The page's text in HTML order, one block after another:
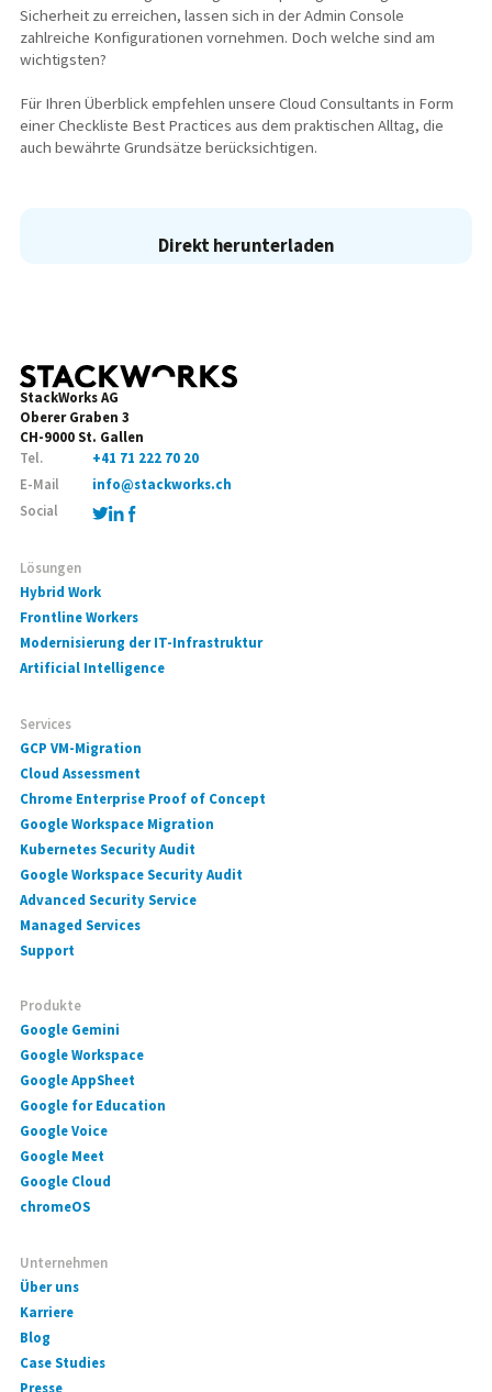
Sicherheit zu erreichen, lassen sich in der Admin Console
zahlreiche Konfigurationen vornehmen. Doch welche sind am
wichtigsten?
Für Ihren Überblick empfehlen unsere Cloud Consultants in Form
einer Checkliste Best Practices aus dem praktischen Alltag, die
auch bewährte Grundsätze berücksichtigen.
Direkt herunterladen
StackWorks AG
Oberer Graben 3
CH-9000 St. Gallen
Tel.
+41 71 222 70 20
E-Mail
info@stackworks.ch
Social
Lösungen
Hybrid Work
Frontline Workers
Modernisierung der IT-Infrastruktur
Artificial Intelligence
Services
GCP VM-Migration
Cloud Assessment
Chrome Enterprise Proof of Concept
Google Workspace Migration
Kubernetes Security Audit
Google Workspace Security Audit
Advanced Security Service
Managed Services
Support
Produkte
Google Gemini
Google Workspace
Google AppSheet
Google for Education
Google Voice
Google Meet
Google Cloud
chromeOS
Unternehmen
Über uns
Karriere
Blog
Case Studies
Presse